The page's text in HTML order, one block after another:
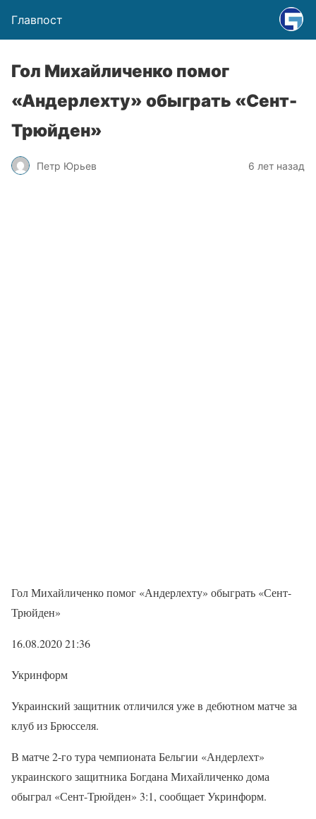
Главпост
Гол Михайличенко помог
«Андерлехту» обыграть «Сент-
Трюйден»
Петр Юрьев 6 лет назад
Гол Михайличенко помог «Андерлехту» обыграть «Сент-
Трюйден»
16.08.2020 21:36
Укринформ
Украинский защитник отличился уже в дебютном матче за
клуб из Брюсселя.
В матче 2-го тура чемпионата Бельгии «Андерлехт»
украинского защитника Богдана Михайличенко дома
обыграл «Сент-Трюйден» 3:1, сообщает Укринформ.